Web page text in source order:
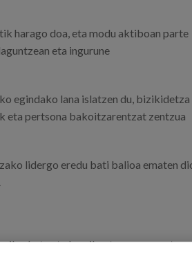
harago doa, eta modu aktiboan parte
eta ingurune
egindako lana islatzen du, bizikidetza
eta pertsona bakoitzarentzat zentzua
lidergo eredu bati balioa ematen
ikerketa eta berrikuntza prozesuetan.